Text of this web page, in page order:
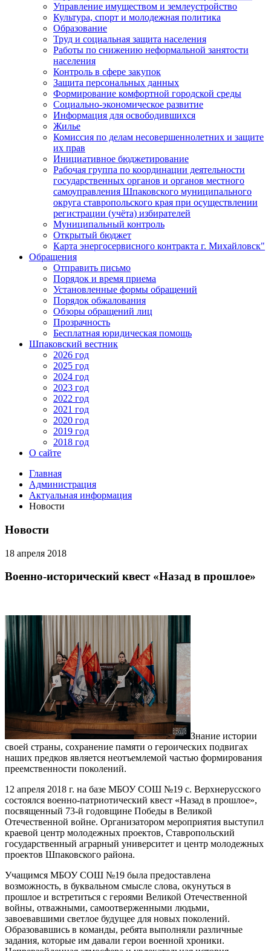
Управление имуществом и землеустройство
Культура, спорт и молодежная политика
Образование
Труд и социальная защита населения
Работы по снижению неформальной занятости
населения
Контроль в сфере закупок
Защита персональных данных
Формирование комфортной городской среды
Социально-экономическое развитие
Информация для освободившихся
Жилье
Комиссия по делам несовершеннолетних и защите
их прав
Инициативное бюджетирование
Рабочая группа по координации деятельности
государственных органов и органов местного
самоуправления Шпаковского муниципального
округа ставропольского края при осуществлении
регистрации (учёта) избирателей
Муниципальный контроль
Открытый бюджет
Карта энергосервисного контракта г. Михайловск"
Обращения
Отправить письмо
Порядок и время приема
Установленные формы обращений
Порядок обжалования
Обзоры обращений лиц
Прозрачность
Бесплатная юридическая помощь
Шпаковский вестник
2026 год
2025 год
2024 год
2023 год
2022 год
2021 год
2020 год
2019 год
2018 год
О сайте
Главная
Администрация
Актуальная информация
Новости
Новости
18 апреля 2018
Военно-исторический квест «Назад в прошлое»
Знание истории
своей страны, сохранение памяти о героических подвигах
наших предков является неотъемлемой частью формирования
преемственности поколений.
12 апреля 2018 г. на базе МБОУ СОШ №19 с. Верхнерусского
состоялся военно-патриотический квест «Назад в прошлое»,
посвященный 73-й годовщине Победы в Великой
Отечественной войне. Организатором мероприятия выступил
краевой центр молодежных проектов, Ставропольский
государственный аграрный университет и центр молодежных
проектов Шпаковского района.
Учащимся МБОУ СОШ №19 была предоставлена
возможность, в буквальном смысле слова, окунуться в
прошлое и встретиться с героями Великой Отечественной
войны, отважными, самоотверженными людьми,
завоевавшими светлое будущее для новых поколений.
Образовавшись в команды, ребята выполняли различные
задания, которые им давали герои военной хроники.